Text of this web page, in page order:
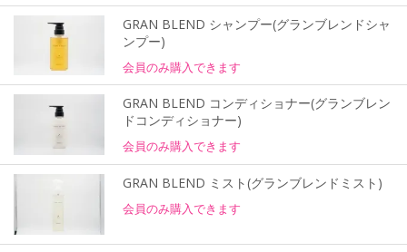
GRAN BLEND シャンプー(グランブレンドシャ
ンプー)
会員のみ購入できます
GRAN BLEND コンディショナー(グランブレン
ドコンディショナー)
会員のみ購入できます
GRAN BLEND ミスト(グランブレンドミスト)
会員のみ購入できます